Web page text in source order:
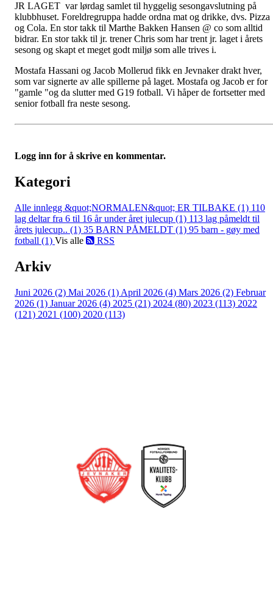
JR LAGET var lørdag samlet til hyggelig sesongavslutning på
klubbhuset. Foreldregruppa hadde ordna mat og drikke, dvs. Pizza
og Cola. En stor takk til Marthe Bakken Hansen @ co som alltid
bidrar. En stor takk til jr. trener Chris som har trent jr. laget i årets
sesong og skapt et meget godt miljø som alle trives i.
Mostafa Hassani og Jacob Mollerud fikk en Jevnaker drakt hver,
som var signerte av alle spillerne på laget. Mostafa og Jacob er for
"gamle "og da slutter med G19 fotball. Vi håper de fortsetter med
senior fotball fra neste sesong.
Logg inn for å skrive en kommentar.
Kategori
Alle innlegg &quot;NORMALEN&quot; ER TILBAKE (1) 110
lag deltar fra 6 til 16 år under året julecup (1) 113 lag påmeldt til
årets julecup.. (1) 35 BARN PÅMELDT (1) 95 barn - gøy med
fotball (1) Vis alle RSS
Arkiv
Juni 2026 (2) Mai 2026 (1) April 2026 (4) Mars 2026 (2) Februar
2026 (1) Januar 2026 (4) 2025 (21) 2024 (80) 2023 (113) 2022
(121) 2021 (100) 2020 (113)